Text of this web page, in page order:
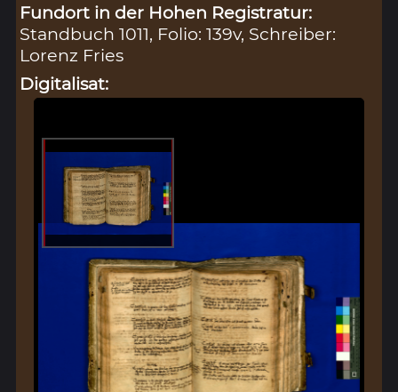
Fundort in der Hohen Registratur:
Standbuch 1011, Folio: 139v, Schreiber:
Lorenz Fries
Digitalisat: